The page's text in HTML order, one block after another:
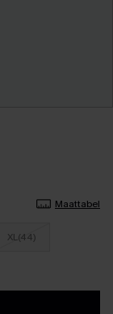
Maattabel
XL(44)